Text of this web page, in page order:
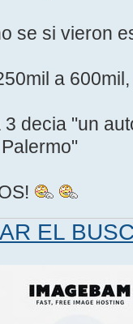
se si vieron
a
decia "un
EL